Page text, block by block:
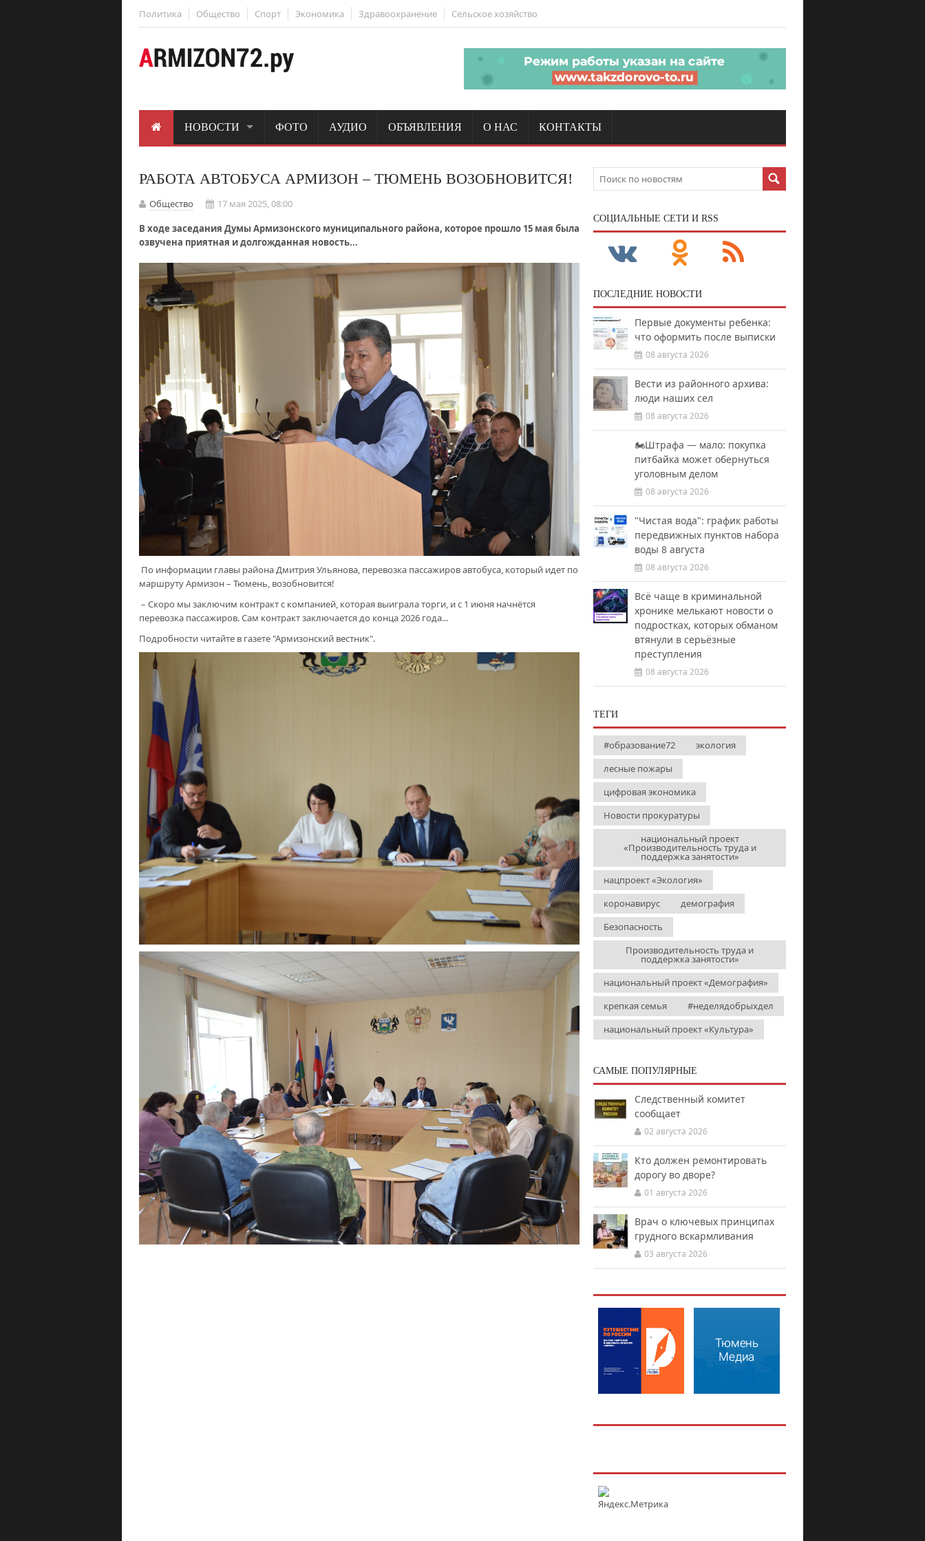
Политика Общество Спорт Экономика Здравоохранение Сельское хозяйство
НОВОСТИ ФОТО АУДИО ОБЪЯВЛЕНИЯ О НАС КОНТАКТЫ
РАБОТА АВТОБУСА АРМИЗОН – ТЮМЕНЬ ВОЗОБНОВИТСЯ!
Общество
17 мая 2025, 08:00
В ходе заседания Думы Армизонского муниципального района, которое прошло 15 мая была
озвучена приятная и долгожданная новость...
По информации главы района Дмитрия Ульянова, перевозка пассажиров автобуса, который идет по
маршруту Армизон – Тюмень, возобновится!
– Скоро мы заключим контракт с компанией, которая выиграла торги, и с 1 июня начнётся
перевозка пассажиров. Сам контракт заключается до конца 2026 года...
Подробности читайте в газете "Армизонский вестник".
CОЦИАЛЬНЫЕ СЕТИ И RSS
ПОСЛЕДНИЕ НОВОСТИ
Первые документы ребенка:
что оформить после выписки
08 августа 2026
Вести из районного архива:
люди наших сел
08 августа 2026
🏍️Штрафа — мало: покупка
питбайка может обернуться
уголовным делом
08 августа 2026
"Чистая вода": график работы
передвижных пунктов набора
воды 8 августа
08 августа 2026
Всё чаще в криминальной
хронике мелькают новости о
подростках, которых обманом
втянули в серьёзные
преступления
08 августа 2026
ТЕГИ
#образование72
экология
лесные пожары
цифровая экономика
Новости прокуратуры
национальный проект
«Производительность труда и
поддержка занятости»
нацпроект «Экология»
коронавирус
демография
Безопасность
Производительность труда и
поддержка занятости»
национальный проект «Демография»
крепкая семья
#неделядобрыхдел
национальный проект «Культура»
САМЫЕ ПОПУЛЯРНЫЕ
Следственный комитет
сообщает
02 августа 2026
Кто должен ремонтировать
дорогу во дворе?
01 августа 2026
Врач о ключевых принципах
грудного вскармливания
03 августа 2026